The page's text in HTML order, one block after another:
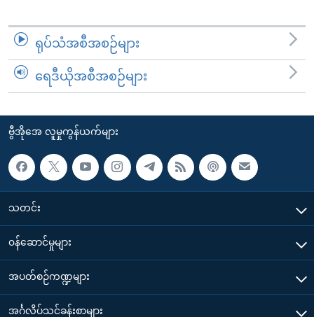
ရုပ်သံအစီအစဉ်များ
ရေဒီယိုအစီအစဉ်များ
ဗွီအိုအေ လူမှုကွန်ယက်များ
သတင်း
၀န်ဆောင်မှုများ
အပတ်စဉ်ကဏ္ဍများ
အင်္ဂလိပ်သင်ခန်းစာများ